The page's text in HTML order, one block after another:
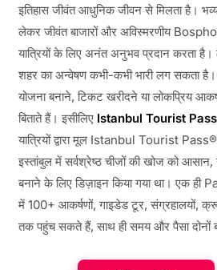
इतिहास जीवंत आधुनिक जीवन से मिलता है।
लेकर जीवंत बाजारों और अविस्मरणीय
यात्रियों के लिए अनंत अनुभव प्रदान करता
शहर का अन्वेषण कभी-कभी भारी लग सकता
योजना बनाने, टिकट खरीदने या लोकप्रिय
बिताते हैं। इसीलिए Istanbul Tourist Pass
यात्रियों द्वारा मूल Istanbul Tourist
इस्तांबुल में सर्वश्रेष्ठ चीजों की खोज को
बनाने के लिए डिज़ाइन किया गया था। एक ही
में 100+ आकर्षणों, गाइडेड टूर, संग्रहालयों,
तक पहुंच सकते हैं, साथ ही समय और पैसा दोनों